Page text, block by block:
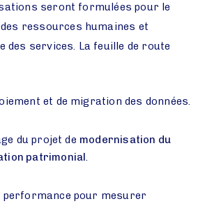
seront formulées pour le
ressources humaines et
des services. La feuille de route
et de migration des données.
du projet de modernisation du
patrimonial.
performance pour mesurer